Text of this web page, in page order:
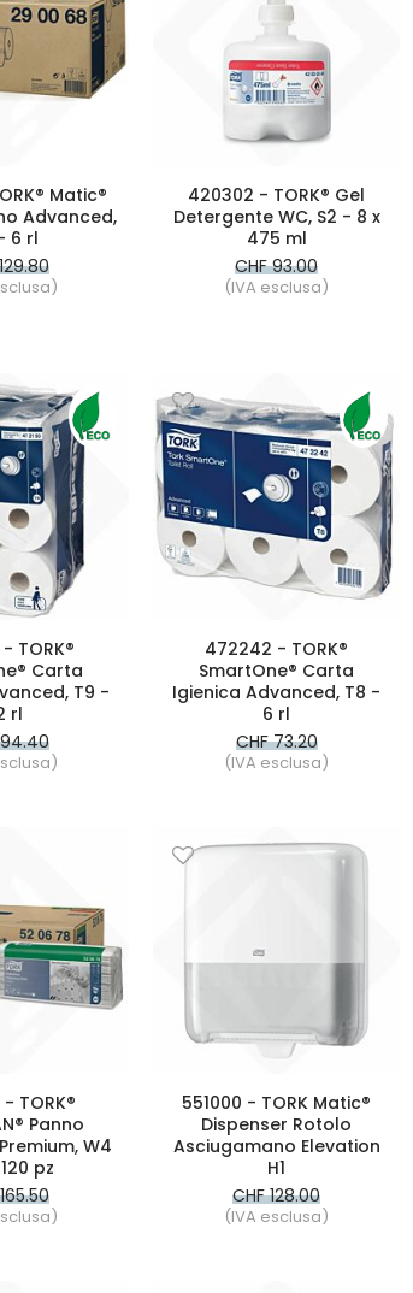
Matic®
Advanced,
6 rl
420302 - TORK® Gel
Detergente WC, S2 - 8 x
475 ml
CHF 93.00
(IVA esclusa)
TORK®
Carta
T9 -
rl
472242 - TORK®
SmartOne® Carta
Igienica Advanced, T8 -
6 rl
CHF 73.20
(IVA esclusa)
TORK®
Panno
W4
pz
551000 - TORK Matic®
Dispenser Rotolo
Asciugamano Elevation
H1
CHF 128.00
(IVA esclusa)